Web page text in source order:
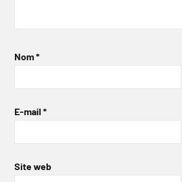
Nom*
E-mail *
Site web